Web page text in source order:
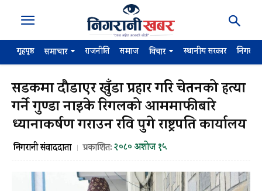
गृहपृष्ठ समाचार राजनीति समाज विचार स्थानीय सरकार
सडकमा दौडाएर खुँडा प्रहार गरि चेतनको हत्या
गर्ने गुण्डा नाइके रिगलको आममाफीबारे
ध्यानाकर्षण गराउन रवि पुगे राष्ट्रपति कार्यालय
निगरानी संवाददाता प्रकाशित:२०८० अशोज १५